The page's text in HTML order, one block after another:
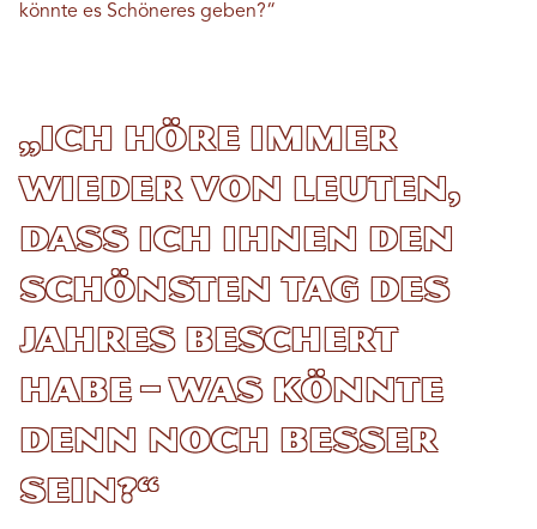
könnte es Schöneres geben?“
„Ich höre immer
wieder von Leuten,
dass ich ihnen den
schönsten Tag des
Jahres beschert
habe – was könnte
denn noch besser
sein?“